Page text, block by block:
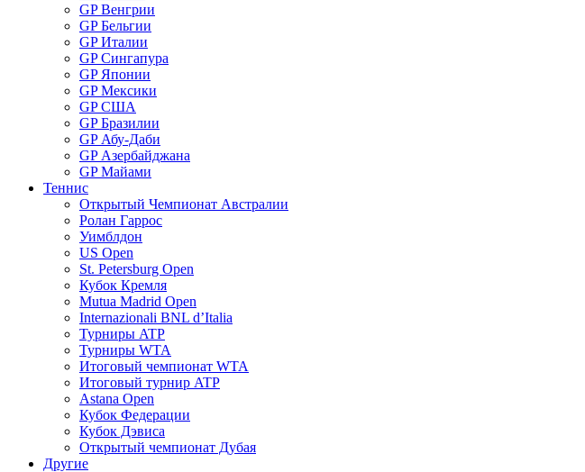
GP Венгрии
GP Бельгии
GP Италии
GP Сингапура
GP Японии
GP Мексики
GP США
GP Бразилии
GP Абу-Даби
GP Азербайджана
GP Майами
Теннис
Открытый Чемпионат Австралии
Ролан Гаррос
Уимблдон
US Open
St. Petersburg Open
Кубок Кремля
Mutua Madrid Open
Internazionali BNL d’Italia
Турниры ATP
Турниры WTA
Итоговый чемпионат WTA
Итоговый турнир ATP
Astana Open
Кубок Федерации
Кубок Дэвиса
Открытый чемпионат Дубая
Другие